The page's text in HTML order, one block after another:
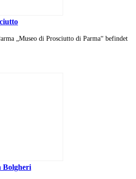
„Museo di Prosciutto di Parma“ befindet
Bolgheri